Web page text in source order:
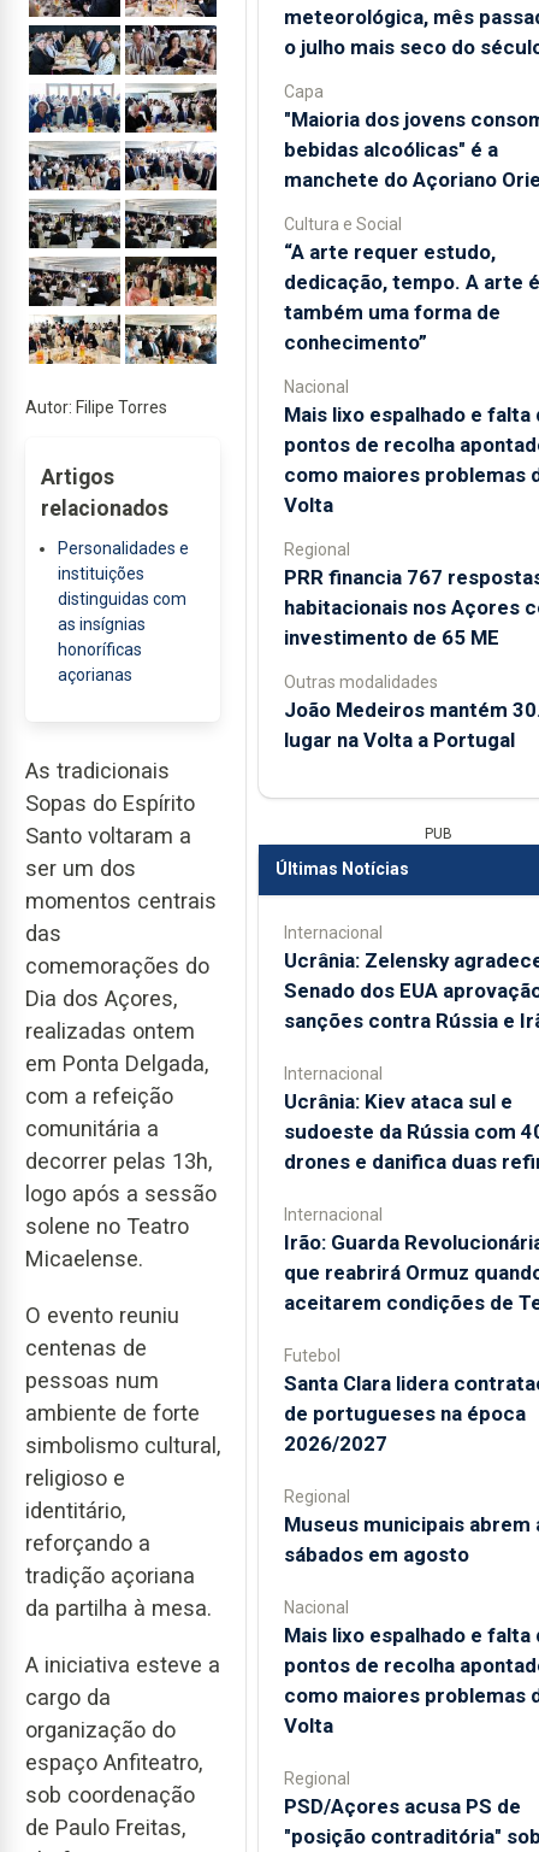
Autor: Filipe Torres
Artigos
relacionados
Personalidades e
instituições
distinguidas com
as insígnias
honoríficas
açorianas
As tradicionais
Sopas do Espírito
Santo voltaram a
ser um dos
momentos centrais
das
comemorações do
Dia dos Açores,
realizadas ontem
em Ponta Delgada,
com a refeição
comunitária a
decorrer pelas 13h,
logo após a sessão
solene no Teatro
Micaelense.
O evento reuniu
centenas de
pessoas num
ambiente de forte
simbolismo cultural,
religioso e
identitário,
reforçando a
tradição açoriana
da partilha à mesa.
A iniciativa esteve a
cargo da
organização do
espaço Anfiteatro,
sob coordenação
de Paulo Freitas,
meteorológica, mês
o julho mais seco do
Capa
"Maioria dos jovens
bebidas alcoólicas" é a
manchete do Açoriano
Cultura e Social
“A arte requer estudo,
dedicação, tempo. A arte é
também uma forma de
conhecimento”
Nacional
Mais lixo espalhado e falta
pontos de recolha
como maiores problemas
Volta
Regional
PRR financia 767
habitacionais nos Açores
investimento de 65 ME
Outras modalidades
João Medeiros mantém
lugar na Volta a Portugal
PUB
Últimas Notícias
Internacional
Ucrânia: Zelensky
Senado dos EUA
sanções contra Rússia e
Internacional
Ucrânia: Kiev ataca sul e
sudoeste da Rússia com
drones e danifica duas
Internacional
Irão: Guarda
que reabrirá Ormuz
aceitarem condições de
Futebol
Santa Clara lidera
de portugueses na época
2026/2027
Regional
Museus municipais abrem
sábados em agosto
Nacional
Mais lixo espalhado e falta
pontos de recolha
como maiores problemas
Volta
Regional
PSD/Açores acusa PS de
"posição contraditória"